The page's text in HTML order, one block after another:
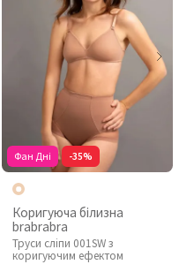
Фан Дні -35%
Коригуюча білизна
brabrabra
Труси сліпи 001SW з
коригуючим ефектом